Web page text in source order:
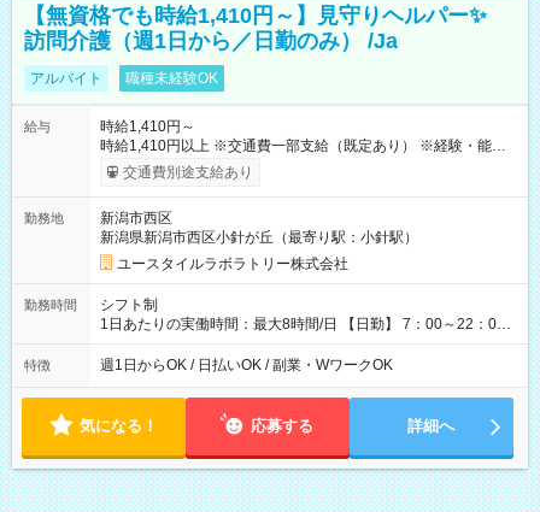
【無資格でも時給1,410円～】見守りヘルパー✨
訪問介護（週1日から／日勤のみ） /Ja
アルバイト 職種未経験OK
給与
時給1,410円～
時給1,410円以上 ※交通費一部支給（既定あり） ※経験・能力を
考慮して決定します 【収入例】 週1回勤務の場合：1,410円×8時
間×4回=4万5,120円 週3回勤務の場合：1,410円×8時間×12回
5,600円 【試用期間】試用期間あり 試用期間の長さ：2ヶ月
※ 雇用形態と給与に、本採用時と異なる部分があります。 雇用
形態：本採用時と同じです。 給与：時給 1,050円以上
交通費別途支給あり
勤務地
新潟市西区
新潟県新潟市西区小針が丘（最寄り駅：小針駅）
ユースタイルラボラトリー株式会社
勤務時間
シフト制
1日あたりの実働時間：最大8時間/日 【日勤】 7：00～22：00
の間で8時間勤務（休憩時間は法定通り） ※週1日～OK ／ 夜勤
なし ＊＊ 勤務時間例 ＊＊ ■8時から17時 ■9時から18時 ■10
定（毎週同じ曜日勤務）
特徴 週1日からOK / 日払いOK / 副業・WワークOK
気になる！ 応募する 詳細へ